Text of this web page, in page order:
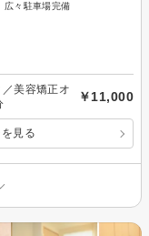
々駐車場完備
美容矯正オ
￥11,000
見る